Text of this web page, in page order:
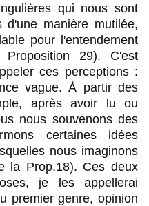
qui nous sont
d'une manière mutilée,
pour l'entendement
29). C'est
ces perceptions :
vague. À partir des
après avoir lu ou
nous souvenons des
certaines idées
nous imaginons
la Prop.18). Ces deux
je les appellerai
premier genre, opinion